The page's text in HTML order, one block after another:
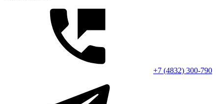
+7 (4832) 300-790